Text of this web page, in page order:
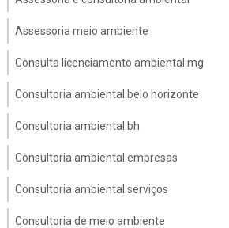
Assessoria meio ambiente
Consulta licenciamento ambiental mg
Consultoria ambiental belo horizonte
Consultoria ambiental bh
Consultoria ambiental empresas
Consultoria ambiental serviços
Consultoria de meio ambiente